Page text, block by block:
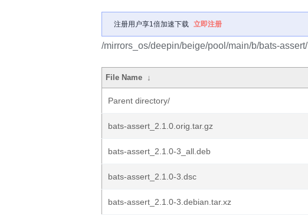
注册用户享1倍加速下载 立即注册
/mirrors_os/deepin/beige/pool/main/b/bats-assert/
File Name ↓
Parent directory/
bats-assert_2.1.0.orig.tar.gz
bats-assert_2.1.0-3_all.deb
bats-assert_2.1.0-3.dsc
bats-assert_2.1.0-3.debian.tar.xz